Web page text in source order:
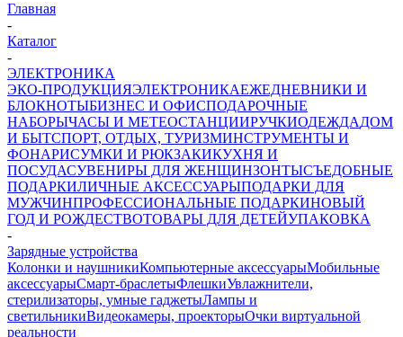
Главная
-
Каталог
-
ЭЛЕКТРОНИКА
ЭКО-ПРОДУКЦИЯЭЛЕКТРОНИКАЕЖЕДНЕВНИКИ И
БЛОКНОТЫБИЗНЕС И ОФИСПОДАРОЧНЫЕ
НАБОРЫЧАСЫ И МЕТЕОСТАНЦИИРУЧКИОДЕЖДАДОМ
И БЫТСПОРТ, ОТДЫХ, ТУРИЗМИНСТРУМЕНТЫ И
ФОНАРИСУМКИ И РЮКЗАКИКУХНЯ И
ПОСУДАСУВЕНИРЫ ДЛЯ ЖЕНЩИНЗОНТЫСЪЕДОБНЫЕ
ПОДАРКИЛИЧНЫЕ АКСЕССУАРЫПОДАРКИ ДЛЯ
МУЖЧИНПРОФЕССИОНАЛЬНЫЕ ПОДАРКИНОВЫЙ
ГОД И РОЖДЕСТВОТОВАРЫ ДЛЯ ДЕТЕЙУПАКОВКА
-
Зарядные устройства
Колонки и наушникиКомпьютерные аксессуарыМобильные
аксессуарыСмарт-браслетыФлешкиУвлажнители,
стерилизаторы, умные гаджетыЛампы и
светильникиВидеокамеры, проекторыОчки виртуальной
реальности